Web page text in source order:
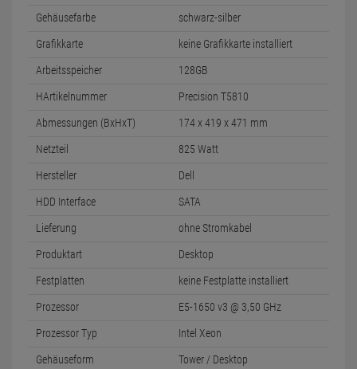
Gehäusefarbe schwarz-silber
Grafikkarte keine Grafikkarte installiert
Arbeitsspeicher 128GB
HArtikelnummer Precision T5810
Abmessungen (BxHxT) 174 x 419 x 471 mm
Netzteil 825 Watt
Hersteller Dell
HDD Interface SATA
Lieferung ohne Stromkabel
Produktart Desktop
Festplatten keine Festplatte installiert
Prozessor E5-1650 v3 @ 3,50 GHz
Prozessor Typ Intel Xeon
Gehäuseform Tower / Desktop